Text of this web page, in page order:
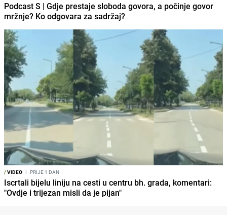
Podcast S | Gdje prestaje sloboda govora, a počinje govor
mržnje? Ko odgovara za sadržaj?
/VIDEO I PRIJE 1 DAN
Iscrtali bijelu liniju na cesti u centru bh. grada, komentari:
"Ovdje i trijezan misli da je pijan"